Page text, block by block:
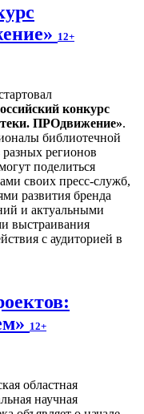
12+
конкурс
ПРОдвижение».
библиотечной
регионов
поделиться
своих пресс-служб,
развития бренда
и актуальными
выстраивания
с аудиторией в
12+
областная
научная